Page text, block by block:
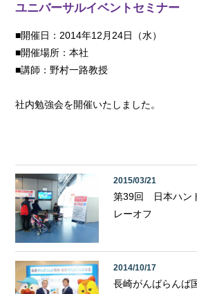
ユニバーサルイベントセミナー
■開催日：2014年12月24日（水）
■開催場所：本社
■講師：野村一路教授
社内勉強会を開催いたしました。
2015/03/21
第39回 日本ハン
レーオフ
2014/10/17
長崎がんばらんば